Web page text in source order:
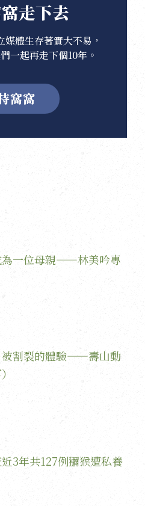
走下去
體生存著實大不易，
一起再走下個10年。
窩窩
為一位母親——林美吟專
被割裂的體驗——壽山動
3年共127例獼猴遭私養